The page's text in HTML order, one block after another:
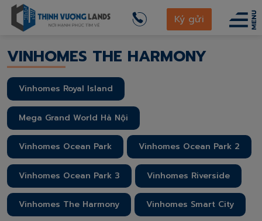
Ký gửi
thinhvuonglands.com
View 360°
Vinhomes The Harmony
VINHOMES THE HARMONY
Vinhomes Royal Island
Mega Grand World Hà Nội
Vinhomes Ocean Park Vinhomes Ocean Park 2
Vinhomes Ocean Park 3 Vinhomes Riverside
Vinhomes The Harmony Vinhomes Smart City